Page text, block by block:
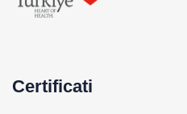
Certificati